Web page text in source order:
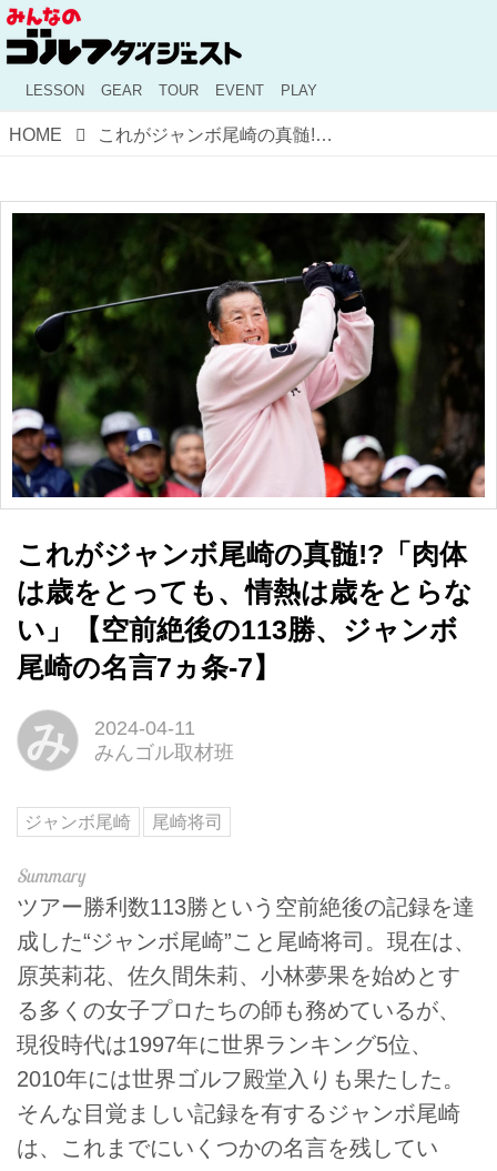
LESSON GEAR TOUR EVENT PLAY
HOME これがジャンボ尾崎の真髄!?「肉体は歳をとっても、情熱は歳をとらない」【空前絶後の113勝、ジャンボ尾崎の名言7ヵ条-7】
これがジャンボ尾崎の真髄!?「肉体
は歳をとっても、情熱は歳をとらな
い」【空前絶後の113勝、ジャンボ
尾崎の名言7ヵ条-7】
み
2024-04-11
みんゴル取材班
ジャンボ尾崎 尾崎将司
ツアー勝利数113勝という空前絶後の記録を達
成した“ジャンボ尾崎”こと尾崎将司。現在は、
原英莉花、佐久間朱莉、小林夢果を始めとす
る多くの女子プロたちの師も務めているが、
現役時代は1997年に世界ランキング5位、
2010年には世界ゴルフ殿堂入りも果たした。
そんな目覚ましい記録を有するジャンボ尾崎
は、これまでにいくつかの名言を残してい